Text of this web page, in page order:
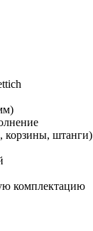
корзины, штанги)
комплектацию